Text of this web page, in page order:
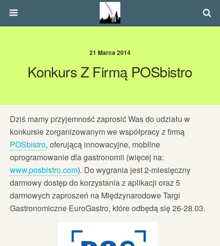
21 Marca 2014
Konkurs Z Firmą POSbistro
Dziś mamy przyjemność zaprosić Was do udziału w
konkursie zorganizowanym we współpracy z firmą
POSbistro, oferującą innowacyjne, mobilne
oprogramowanie dla gastronomii (więcej na:
www.posbistro.com). Do wygrania jest 2-miesięczny
darmowy dostęp do korzystania z aplikacji oraz 5
darmowych zaproszeń na Międzynarodowe Targi
Gastronomiczne EuroGastro, które odbędą się 26-28.03.